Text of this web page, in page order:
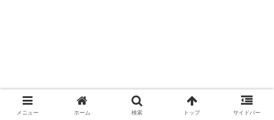
メニュー ホーム 検索 トップ サイドバー